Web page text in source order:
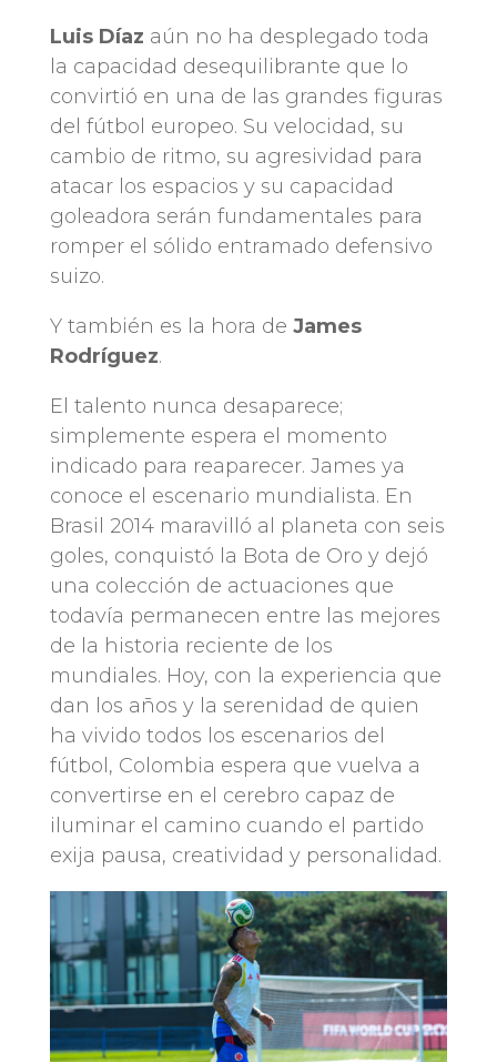
Luis Díaz aún no ha desplegado toda
la capacidad desequilibrante que lo
convirtió en una de las grandes figuras
del fútbol europeo. Su velocidad, su
cambio de ritmo, su agresividad para
atacar los espacios y su capacidad
goleadora serán fundamentales para
romper el sólido entramado defensivo
suizo.
Y también es la hora de James
Rodríguez.
El talento nunca desaparece;
simplemente espera el momento
indicado para reaparecer. James ya
conoce el escenario mundialista. En
Brasil 2014 maravilló al planeta con seis
goles, conquistó la Bota de Oro y dejó
una colección de actuaciones que
todavía permanecen entre las mejores
de la historia reciente de los
mundiales. Hoy, con la experiencia que
dan los años y la serenidad de quien
ha vivido todos los escenarios del
fútbol, Colombia espera que vuelva a
convertirse en el cerebro capaz de
iluminar el camino cuando el partido
exija pausa, creatividad y personalidad.